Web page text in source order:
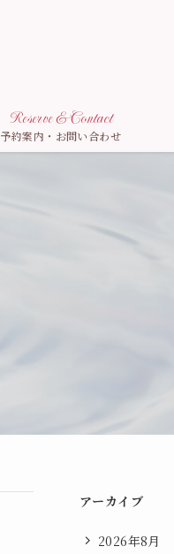
Reserve & Contact
予約案内・お問い合わせ
アーカイブ
2026年8月